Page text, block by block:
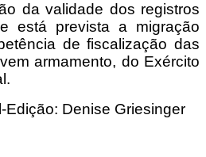
da validade dos registros
está prevista a migração
de fiscalização das
armamento, do Exército
Edição: Denise Griesinger